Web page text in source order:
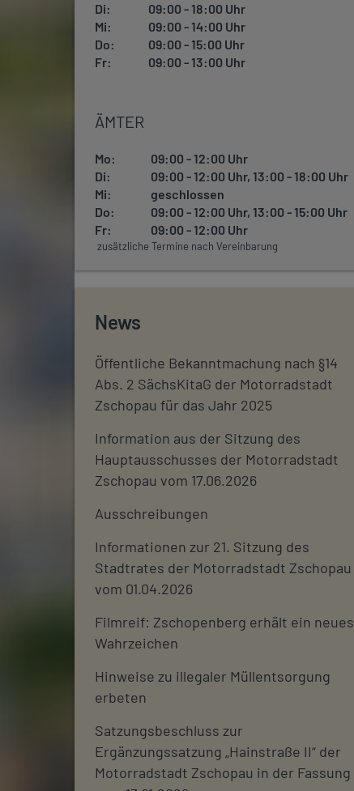
Di:
09:00 - 18:00 Uhr
Mi:
09:00 - 14:00 Uhr
Do:
09:00 - 15:00 Uhr
Fr:
09:00 - 13:00 Uhr
ÄMTER
Mo:
09:00 - 12:00 Uhr
Di:
09:00 - 12:00 Uhr, 13:00 - 18:00 Uhr
Mi:
geschlossen
Do:
09:00 - 12:00 Uhr, 13:00 - 15:00 Uhr
Fr:
09:00 - 12:00 Uhr
zusätzliche Termine nach Vereinbarung
News
Öffentliche Bekanntmachung nach §14
Abs. 2 SächsKitaG der Motorradstadt
Zschopau für das Jahr 2025
Information aus der Sitzung des
Hauptausschusses der Motorradstadt
Zschopau vom 17.06.2026
Ausschreibungen
Informationen zur 21. Sitzung des
Stadtrates der Motorradstadt Zschopau
vom 01.04.2026
Filmreif: Zschopenberg erhält ein neues
Wahrzeichen
Hinweise zu illegaler Müllentsorgung
erbeten
Satzungsbeschluss zur
Ergänzungssatzung „Hainstraße II“ der
Motorradstadt Zschopau in der Fassung